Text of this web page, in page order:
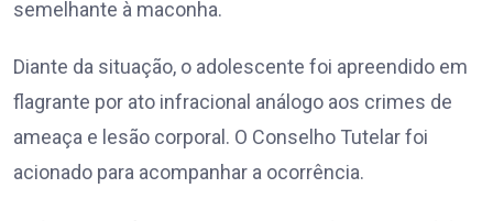
semelhante à maconha.
Diante da situação, o adolescente foi apreendido em
flagrante por ato infracional análogo aos crimes de
ameaça e lesão corporal. O Conselho Tutelar foi
acionado para acompanhar a ocorrência.